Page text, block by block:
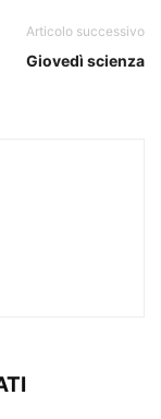
Articolo successivo
Giovedì scienza